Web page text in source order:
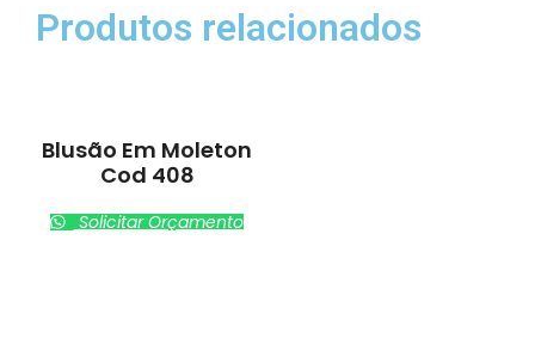
Produtos relacionados
Blusão Em Moleton
Cod 408
Solicitar Orçamento